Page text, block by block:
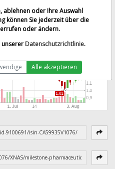
ablehnen oder Ihre Auswahl
können Sie jederzeit über die
oder ändern.
unserer Datenschutzrichtlinie.
Alle akzeptieren